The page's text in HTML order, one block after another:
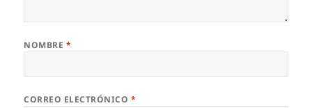
NOMBRE *
CORREO ELECTRÓNICO *